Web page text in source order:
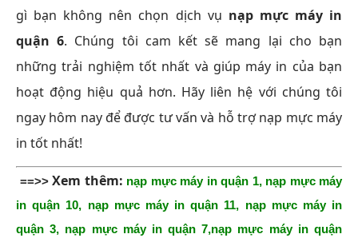
gì bạn không nên chọn dịch vụ nạp mực máy in
quận 6. Chúng tôi cam kết sẽ mang lại cho bạn
những trải nghiệm tốt nhất và giúp máy in của bạn
hoạt động hiệu quả hơn. Hãy liên hệ với chúng tôi
ngay hôm nay để được tư vấn và hỗ trợ nạp mực máy
in tốt nhất!
==>>Xem thêm: nạp mực máy in quận 1, nạp mực máy
in quận 10, nạp mực máy in quận 11, nạp mực máy in
quận 3, nạp mực máy in quận 7,nạp mực máy in quận